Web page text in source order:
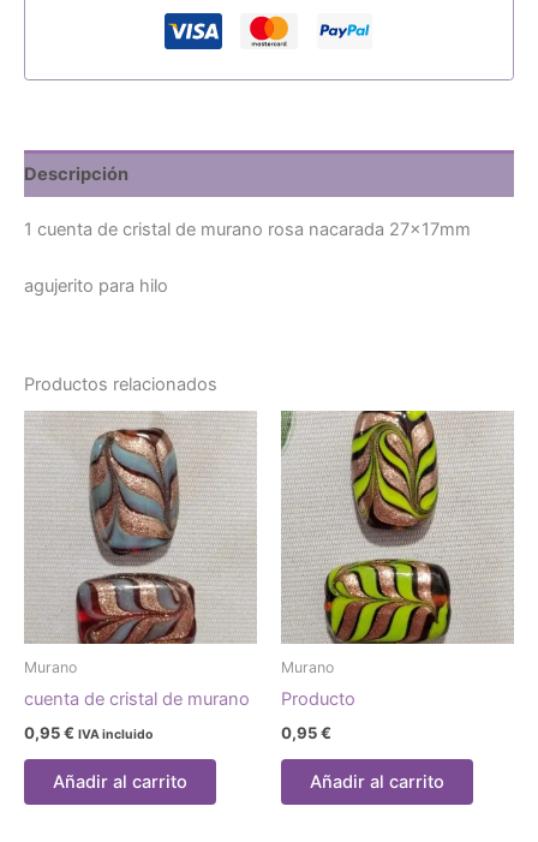
Descripción
1 cuenta de cristal de murano rosa nacarada 27x17mm
agujerito para hilo
Productos relacionados
Murano
cuenta de cristal de murano
0,95€ IVA incluido
Añadir al carrito
Murano
Producto
0,95€
Añadir al carrito